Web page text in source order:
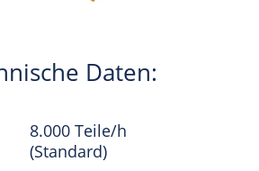
Daten:
8.000 Teile/h
(Standard)